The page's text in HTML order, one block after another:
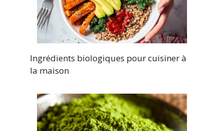
Ingrédients biologiques pour cuisiner à
la maison